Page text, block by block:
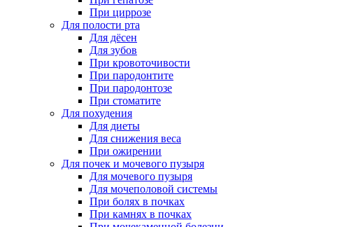
При циррозе
Для полости рта
Для дёсен
Для зубов
При кровоточивости
При пародонтите
При пародонтозе
При стоматите
Для похудения
Для диеты
Для снижения веса
При ожирении
Для почек и мочевого пузыря
Для мочевого пузыря
Для мочеполовой системы
При болях в почках
При камнях в почках